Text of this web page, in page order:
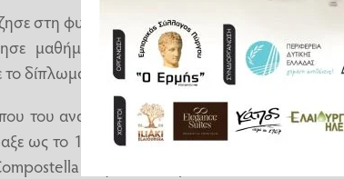
στη φυλακή δίπλα στη μητέρα του, που ήταν
μαθήματα κιθάρας στο Εθνικό Ωδείο με
δίπλωμα το 1969 με Άριστα.
του ανατέθηκε η έδρα κλασικής κιθάρας στη
ως το 1975. Το 1970 παρακολούθησε και τα
στην Ισπανία με τον Jose Tomas.